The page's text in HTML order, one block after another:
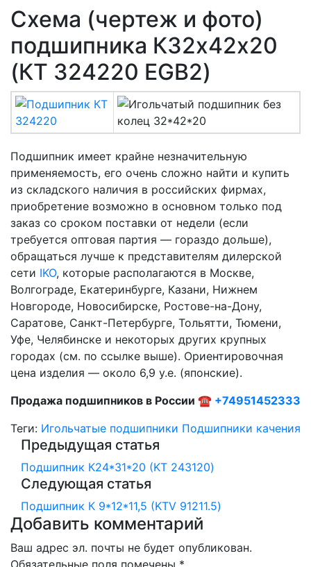
Схема (чертеж и фото)
подшипника К32х42х20
(КT 324220 EGB2)
Подшипник имеет крайне незначительную
применяемость, его очень сложно найти и купить
из складского наличия в российских фирмах,
приобретение возможно в основном только под
заказ со сроком поставки от недели (если
требуется оптовая партия — гораздо дольше),
обращаться лучше к представителям дилерской
сети IKO, которые располагаются в Москве,
Волгограде, Екатеринбурге, Казани, Нижнем
Новгороде, Новосибирске, Ростове-на-Дону,
Саратове, Санкт-Петербурге, Тольятти, Тюмени,
Уфе, Челябинске и некоторых других крупных
городах (см. по ссылке выше). Ориентировочная
цена изделия — около 6,9 у.е. (японские).
Продажа подшипников в России ☎ +74951452333
Теги: Игольчатые подшипники Подшипники качения
Предыдущая статья
Подшипник К24*31*20 (KT 243120)
Следующая статья
Подшипник К 9*12*11,5 (KTV 91211.5)
Добавить комментарий
Ваш адрес эл. почты не будет опубликован.
Обязательные поля помечены *